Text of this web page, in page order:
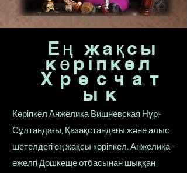
Ең жақсы
көріпкел
Хресчат
ык
Көріпкел Анжелика Вишневская Нұр-
Сұлтандағы, Қазақстандағы және алыс
шетелдегі ең жақсы көріпкел. Анжелика -
ежелгі Дошкеще отбасынан шыққан